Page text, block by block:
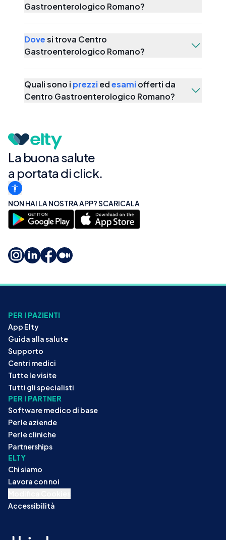
Gastroenterologico Romano?
Dovesi trova Centro
Gastroenterologico Romano?
Quali sono i prezziedesamiofferti da
Centro Gastroenterologico Romano?
La buona salute
a portata di click.
NON HAI LA NOSTRA APP? SCARICALA
PER I PAZIENTI
App Elty
Guida alla salute
Supporto
Centri medici
Tutte le visite
Tutti gli specialisti
PER I PARTNER
Software medico di base
Per le aziende
Per le cliniche
Partnerships
ELTY
Chi siamo
Lavora con noi
Accessibilità